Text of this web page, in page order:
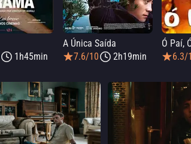
1h45min
A Única Saída
7.6/10
2h19min
Ó Paí,
6.3/